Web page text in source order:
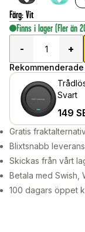
Färg: Vit
Finns i lager (Fler än
-
+
Svart
149
Gratis
Blixtsnabb
Skickas från vårt
Betala med Swish,
100 dagars öppet